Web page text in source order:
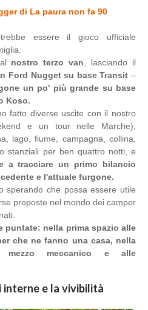
di La paura non fa 90
essere il gioco ufficiale
nostro terzo van , lasciando il
Ford Nugget su base Transit –
un po' più grande su base
Koso.
fatto diverse uscite con il nostro
e un tour nelle Marche),
lago, fiume, campagna, collina,
stanziali per ben quattro notti, e
a tracciare un primo bilancio
e l'attuale furgone.
sperando che possa essere utile
proposte nel mondo dei camper
puntate: nella prima spazio alle
che ne fanno una casa, nella
meccanico e alle
interne e la vivibilità